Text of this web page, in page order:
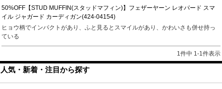
i
g
a
o
50%OFF【STUD MUFFIN(スタッドマフィン)】フェザーヤーン レオパード スマ
イル ジャガード カーディガン(424-04154)
ヒョウ柄でインパクトがあり、ふと見るとスマイルがあり、かわいさも併せ持っ
ている
1件中 1-1件表示
人気・新着・注目から探す